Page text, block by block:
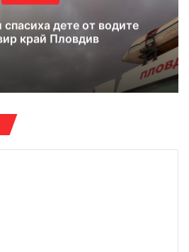
дете от водите
край Пловдив